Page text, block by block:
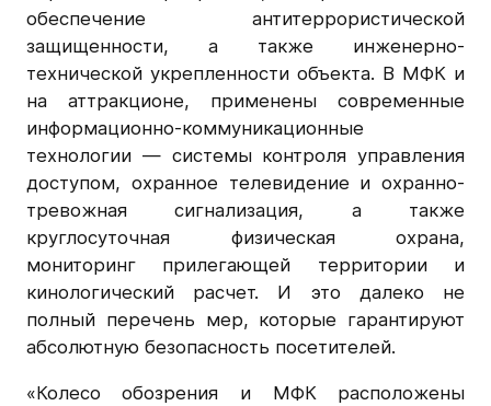
обеспечение антитеррористической
защищенности, а также инженерно-
технической укрепленности объекта. В МФК и
на аттракционе, применены современные
информационно-коммуникационные
технологии — системы контроля управления
доступом, охранное телевидение и охранно-
тревожная сигнализация, а также
круглосуточная физическая охрана,
мониторинг прилегающей территории и
кинологический расчет. И это далеко не
полный перечень мер, которые гарантируют
абсолютную безопасность посетителей.
«Колесо обозрения и МФК расположены